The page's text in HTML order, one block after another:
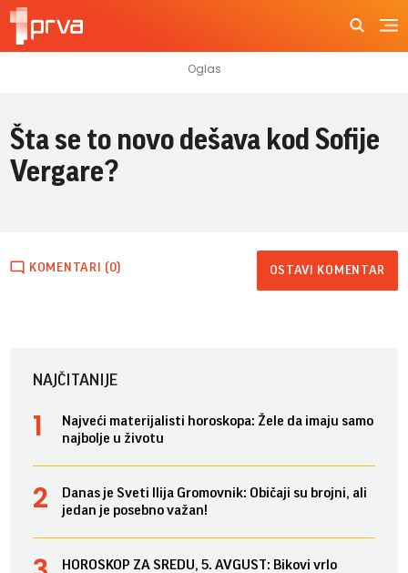
Šta se to novo dešava kod Sofije
Vergare?
KOMENTARI (0) OSTAVI KOMENTAR
NAJČITANIJE
Najveći materijalisti horoskopa: Žele da imaju samo
najbolje u životu
Danas je Sveti Ilija Gromovnik: Običaji su brojni, ali
jedan je posebno važan!
HOROSKOP ZA SREDU, 5. AVGUST: Bikovi vrlo